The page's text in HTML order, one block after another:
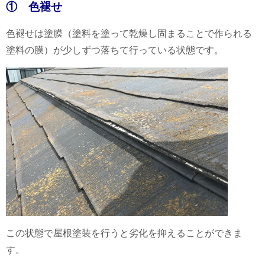
① 色褪せ
色褪せは塗膜（塗料を塗って乾燥し固まることで作られる
塗料の膜）が少しずつ落ちて行っている状態です。
この状態で屋根塗装を行うと劣化を抑えることができま
す。